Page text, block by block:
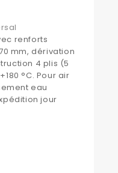
renforts
mm, dérivation
4 plis (5
°C. Pour air
eau
jour